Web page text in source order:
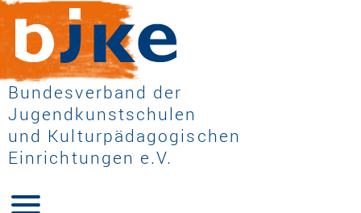
Bundesverband der
Jugendkunstschulen
und Kulturpädagogischen
Einrichtungen e.V.